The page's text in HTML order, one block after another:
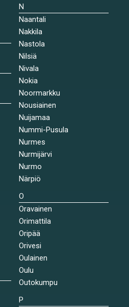
N
Naantali
Nakkila
Nastola
Nilsiä
Nivala
Nokia
Noormarkku
Nousiainen
Nuijamaa
Nummi-Pusula
Nurmes
Nurmijärvi
Nurmo
Närpiö
O
Oravainen
Orimattila
Oripää
Orivesi
Oulainen
Oulu
Outokumpu
P